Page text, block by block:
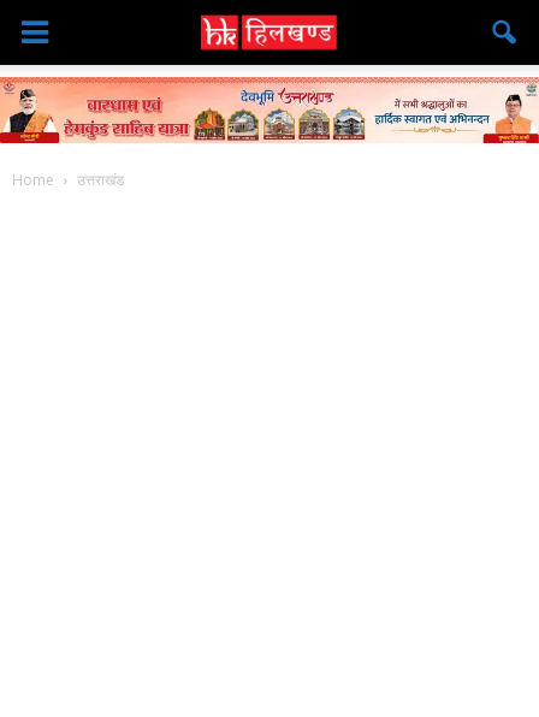
Home उत्तराखंड